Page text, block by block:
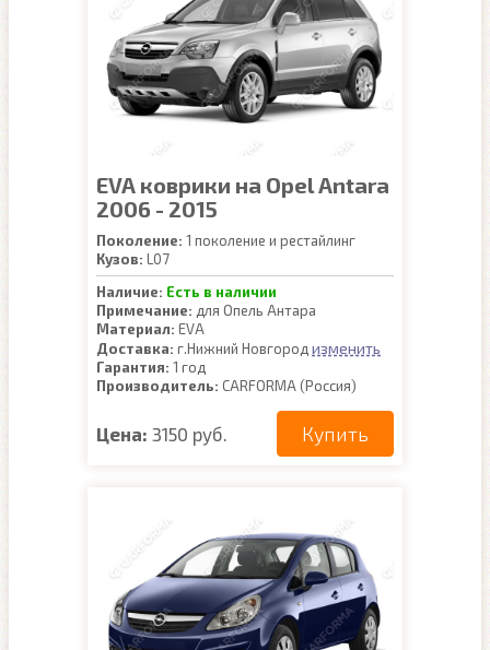
EVA коврики на Opel Antara
2006 - 2015
Поколение: 1 поколение и рестайлинг
Кузов: L07
Наличие: Есть в наличии
Примечание: для Опель Антара
Материал: EVA
Доставка: г.Нижний Новгород изменить
Гарантия: 1 год
Производитель: CARFORMA (Россия)
Цена: 3150 руб. Купить